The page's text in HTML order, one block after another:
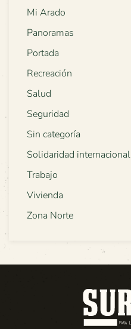
Mi Arado
Panoramas
Portada
Recreación
Salud
Seguridad
Sin categoría
Solidaridad internacional
Trabajo
Vivienda
Zona Norte